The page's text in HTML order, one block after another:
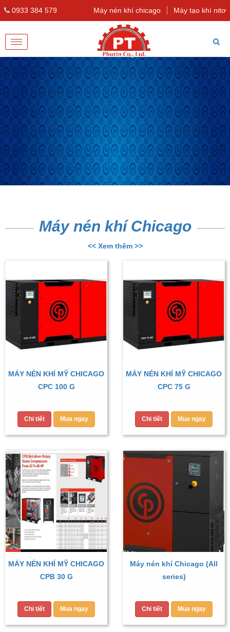
0933 384 579 Máy nén khí chicago Máy tạo khí nitơ
Toggle
navigation
Máy nén khí Chicago
<< Xem thêm >>
MÁY NÉN KHÍ MỸ CHICAGO
CPC 100 G
Chi tiết Mua ngay
MÁY NÉN KHÍ MỸ CHICAGO
CPC 75 G
Chi tiết Mua ngay
MÁY NÉN KHÍ MỸ CHICAGO
CPB 30 G
Chi tiết Mua ngay
Máy nén khí Chicago (All
series)
Chi tiết Mua ngay